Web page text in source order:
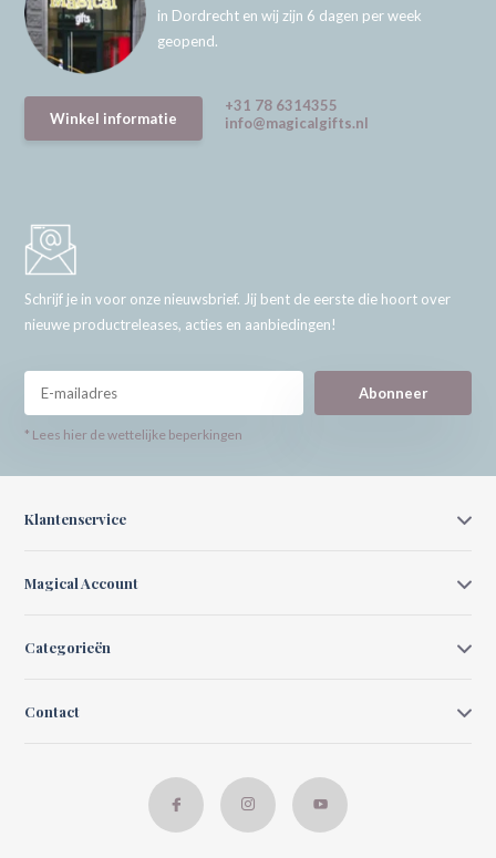
in Dordrecht en wij zijn 6 dagen per week
geopend.
Winkel informatie
+31 78 6314355
info@magicalgifts.nl
Schrijf je in voor onze nieuwsbrief. Jij bent de eerste die hoort over
nieuwe productreleases, acties en aanbiedingen!
Abonneer
* Lees hier de wettelijke beperkingen
Klantenservice
Magical Account
Categorieën
Contact